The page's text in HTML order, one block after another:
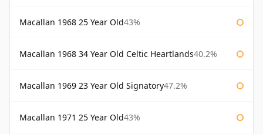
Macallan 1968 25 Year Old43%
Macallan 1968 34 Year Old Celtic Heartlands40.2%
Macallan 1969 23 Year Old Signatory47.2%
Macallan 1971 25 Year Old43%